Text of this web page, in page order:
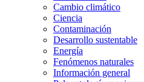
Cambio climático
Ciencia
Contaminación
Desarrollo sustentable
Energía
Fenómenos naturales
Información general